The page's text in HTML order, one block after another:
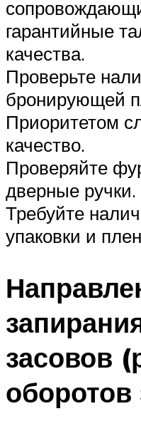
гарантийные
качества.
Проверьте
бронирующей
Приоритетом
качество.
Проверяйте
дверные ручки.
Требуйте
упаковки и
засовов
оборотов